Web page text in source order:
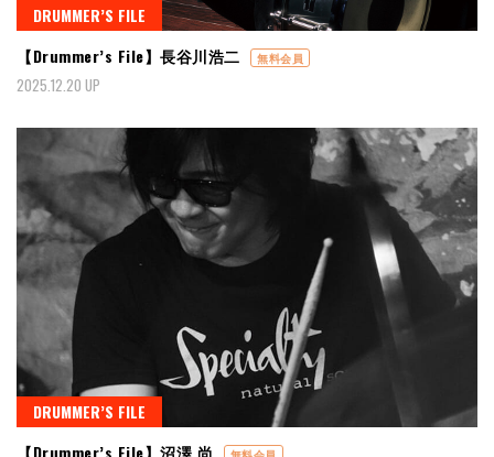
DRUMMER’S FILE
【Drummer’s File】長谷川浩二
無料会員
2025.12.20 UP
DRUMMER’S FILE
【Drummer’s File】沼澤 尚